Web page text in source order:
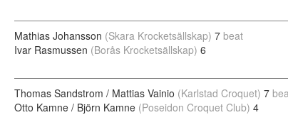
Mathias Johansson (Skara Krocketsällskap) 7 beat
Ivar Rasmussen (Borås Krocketsällskap) 6
Thomas Sandstrom / Mattias Vainio (Karlstad Croquet) 7
Otto Kamne / Björn Kamne (Poseidon Croquet Club) 4